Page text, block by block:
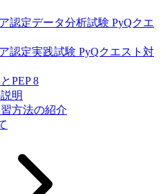
認定データ分析試験 PyQクエ
認定実践試験 PyQクエスト対
PEP 8
明
方法の紹介